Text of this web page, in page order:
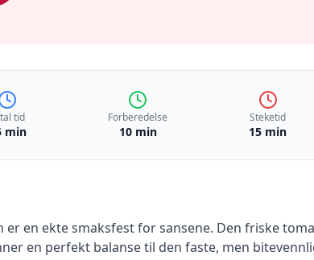
tid
min
Forberedelse
10 min
Steketid
15 min
er en ekte smaksfest for sansene. Den friske
en perfekt balanse til den faste, men